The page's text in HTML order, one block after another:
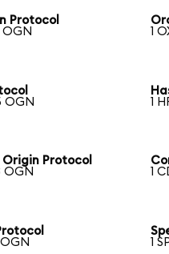
Protocol
OGN
1
OGN
1
Protocol
OGN
1
1